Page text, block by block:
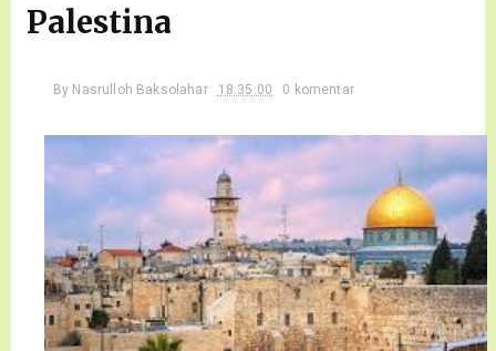
Palestina
By Nasrulloh Baksolahar 18.35.00 0 komentar